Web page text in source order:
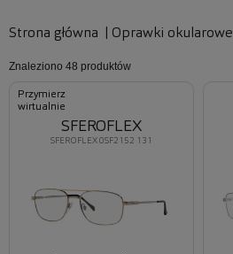
Strona główna Oprawki okularowe
Znaleziono 48 produktów
Przymierz
wirtualnie
SFEROFLEX 0SF2152 131
SFEROFLEX